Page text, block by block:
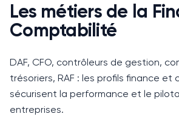
Les métiers de la
Comptabilité
DAF, CFO, contrôleurs de gestion,
trésoriers, RAF : les profils finance et
sécurisent la performance et le
entreprises.